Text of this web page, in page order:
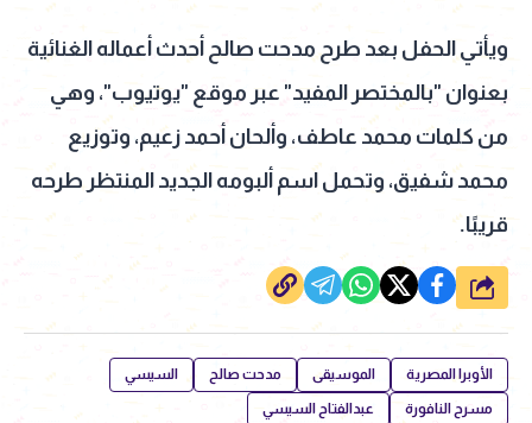
ويأتي الحفل بعد طرح مدحت صالح أحدث أعماله الغنائية
بعنوان "بالمختصر المفيد" عبر موقع "يوتيوب"، وهي
من كلمات محمد عاطف، وألحان أحمد زعيم، وتوزيع
محمد شفيق، وتحمل اسم ألبومه الجديد المنتظر طرحه
قريبًا.
شارك
الأوبرا المصرية الموسيقى مدحت صالح السيسي
مسرح النافورة عبدالفتاح السيسي